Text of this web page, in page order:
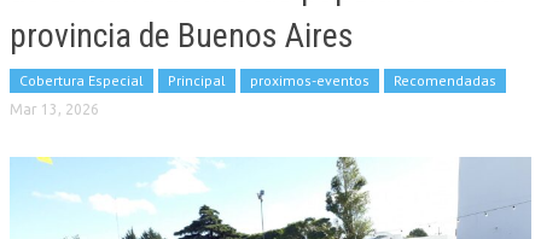
provincia de Buenos Aires
Cobertura Especial Principal proximos-eventos Recomendadas
Mar 13, 2026